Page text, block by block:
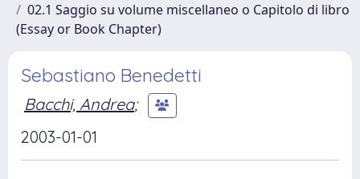
02.1 Saggio su volume miscellaneo o Capitolo di libro
(Essay or Book Chapter)
Sebastiano Benedetti
Bacchi, Andrea;
2003-01-01